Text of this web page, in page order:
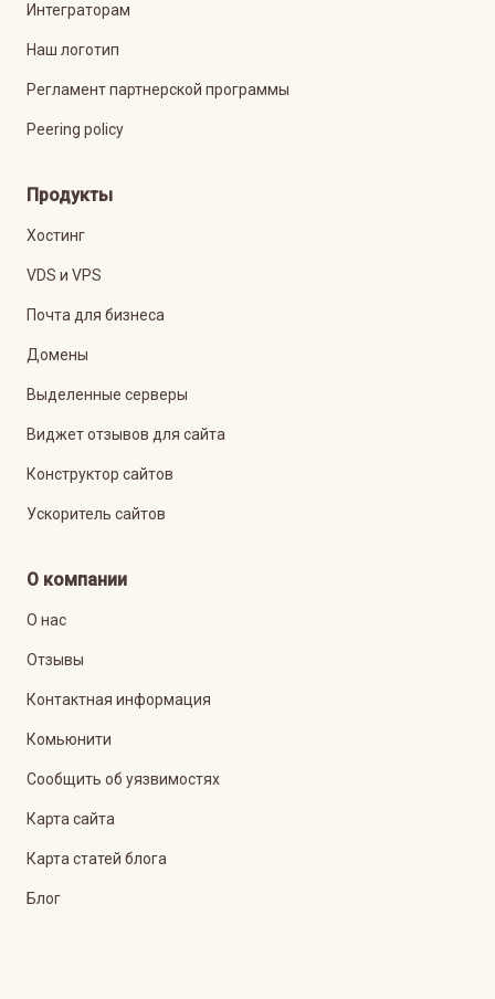
Интеграторам
Наш логотип
Регламент партнерской программы
Peering policy
Продукты
Хостинг
VDS и VPS
Почта для бизнеса
Домены
Выделенные серверы
Виджет отзывов для сайта
Конструктор сайтов
Ускоритель сайтов
О компании
О нас
Отзывы
Контактная информация
Комьюнити
Сообщить об уязвимостях
Карта сайта
Карта статей блога
Блог